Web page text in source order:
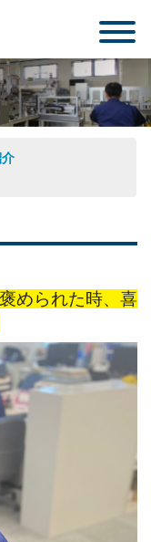
められた時、喜